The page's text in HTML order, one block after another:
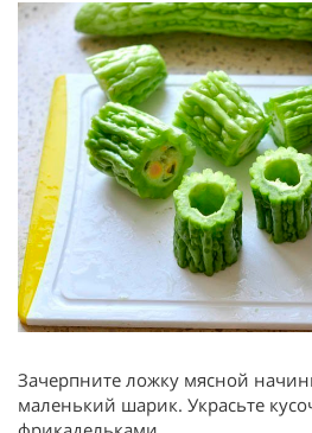
Зачерпните ложку мясной
маленький шарик. Украсьте